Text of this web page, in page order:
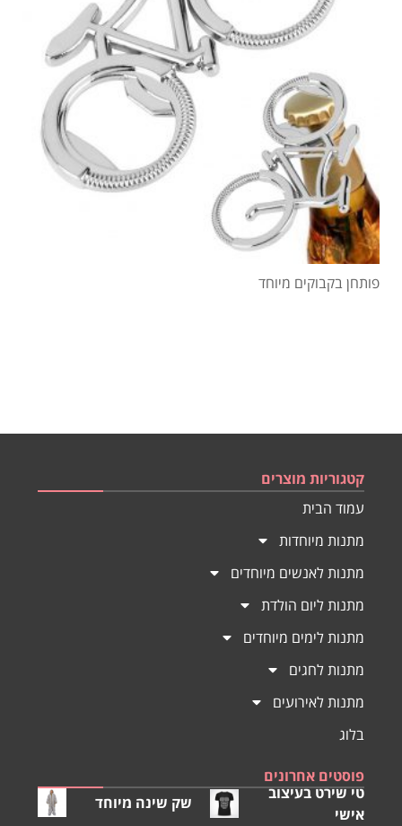
פותחן בקבוקים מיוחד
קטגוריות מוצרים
עמוד הבית
מתנות מיוחדות
מתנות לאנשים מיוחדים
מתנות ליום הולדת
מתנות לימים מיוחדים
מתנות לחגים
מתנות לאירועים
בלוג
פוסטים אחרונים
טי שירט בעיצוב
אישי
שק שינה מיוחד